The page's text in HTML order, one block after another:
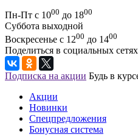
Пн-Пт с 1000 до 1800
Суббота выходной
Воскресенье с 1200 до 1400
Поделиться в социальных сетях
Подписка на акции Будь в
Акции
Новинки
Спецпредложения
Бонусная система